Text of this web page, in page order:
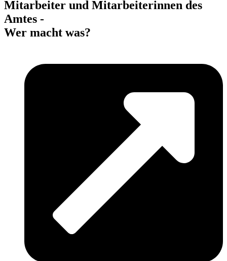
Mitarbeiter und Mitarbeiterinnen des
Amtes -
Wer macht was?